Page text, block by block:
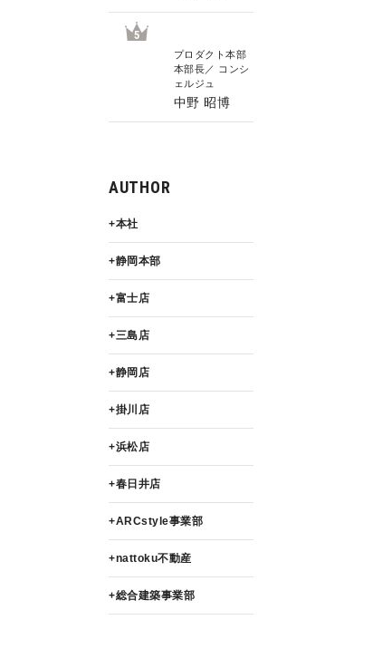
5
プロダクト本部
本部長／ コンシ
ェルジュ
中野 昭博
AUTHOR
本社
静岡本部
富士店
三島店
静岡店
掛川店
浜松店
春日井店
ARCstyle事業部
nattoku不動産
総合建築事業部